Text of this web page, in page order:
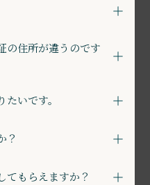
の住所が違うのです
いです。
？
てもらえますか？